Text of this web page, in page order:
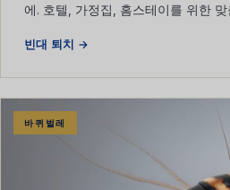
에. 호텔, 가정집, 홈스테이를 위한
빈대 퇴치 →
바퀴벌레